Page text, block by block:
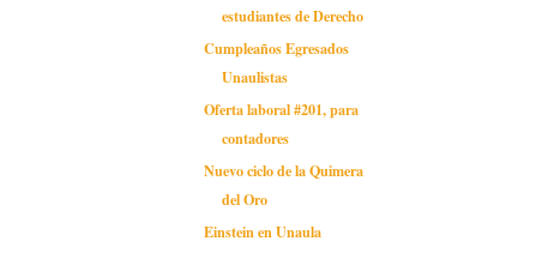
estudiantes de Derecho
Cumpleaños Egresados
Unaulistas
Oferta laboral #201, para
contadores
Nuevo ciclo de la Quimera
del Oro
Einstein en Unaula